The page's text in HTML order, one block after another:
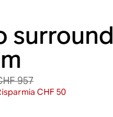
surround
957
CHF 50